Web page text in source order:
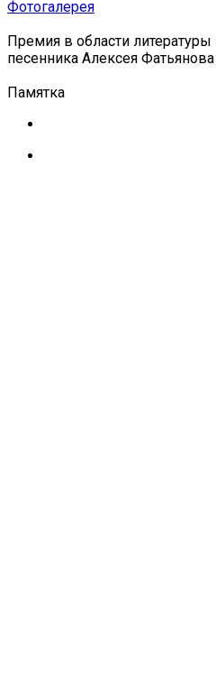
Фотогалерея
Премия в области литературы
песенника Алексея Фатьянова
Памятка